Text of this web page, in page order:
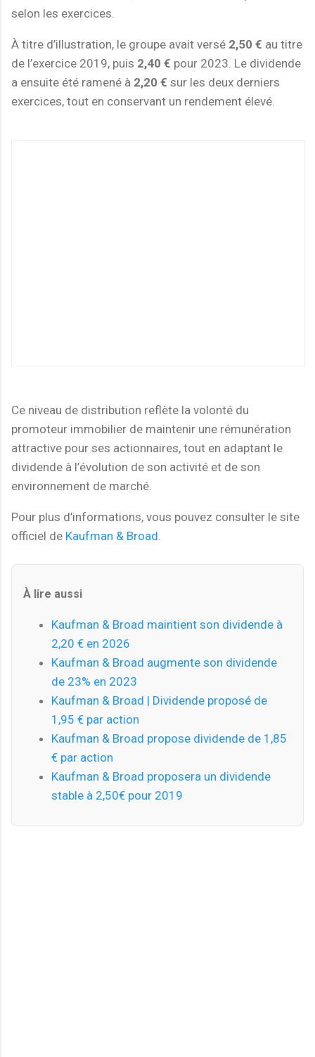
selon les exercices.
À titre d’illustration, le groupe avait versé 2,50 € au titre
de l’exercice 2019, puis 2,40 € pour 2023. Le dividende
a ensuite été ramené à 2,20 € sur les deux derniers
exercices, tout en conservant un rendement élevé.
Ce niveau de distribution reflète la volonté du
promoteur immobilier de maintenir une rémunération
attractive pour ses actionnaires, tout en adaptant le
dividende à l’évolution de son activité et de son
environnement de marché.
Pour plus d’informations, vous pouvez consulter le site
officiel de Kaufman & Broad
À lire aussi
Kaufman & Broad maintient son dividende à
2,20 € en 2026
Kaufman & Broad augmente son dividende
de 23% en 2023
Kaufman & Broad | Dividende proposé de
1,95 € par action
Kaufman & Broad propose dividende de 1,85
€ par action
Kaufman & Broad proposera un dividende
stable à 2,50€ pour 2019